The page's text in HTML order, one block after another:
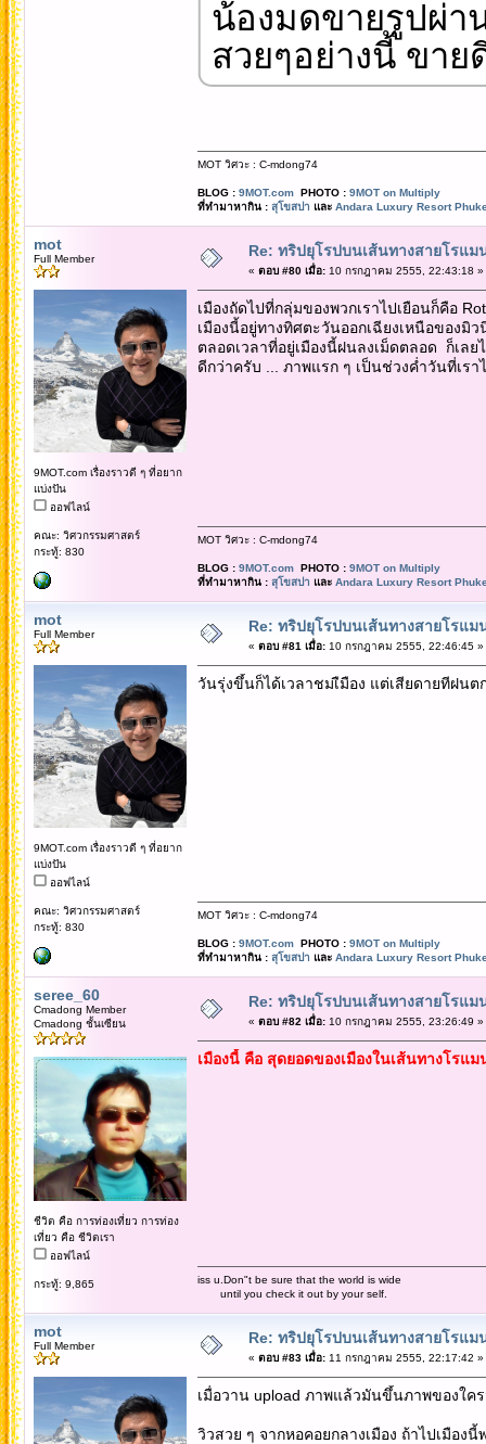
น้องมดขายรูปผ่า
สวยๆอย่างนี้ ขาย
MOT วิศวะ : C-mdong74
BLOG : 9MOT.comPHOTO : 9MOT on Multiply
ที่ทำมาหากิน : สุโขสปา และ Andara Luxury Resort
mot
Full Member
9MOT.com เรื่องราวดี ๆ ที่อยาก
แบ่งปัน
ออฟไลน์
คณะ: วิศวกรรมศาสตร์
กระทู้: 830
Re: ทริปยุโรปบนเส้นทางสายโรแม
« ตอบ #80 เมื่อ:10 กรกฎาคม 2555, 22:43:18 »
เมืองถัดไปที่กลุ่มของพวกเราไปเยือนก็คือ
เมืองนี้อยู่ทางทิศตะวันออกเฉียงเหนือของมิ
ตลอดเวลาที่อยู่เมืองนี้ฝนลงเม็ดตลอด ก็เล
ดีกว่าครับ ... ภาพแรก ๆ เป็นช่วงค่ำวันที่เรา
MOT วิศวะ : C-mdong74
BLOG : 9MOT.comPHOTO : 9MOT on Multiply
ที่ทำมาหากิน : สุโขสปา และ Andara Luxury Resort
mot
Full Member
9MOT.com เรื่องราวดี ๆ ที่อยาก
แบ่งปัน
ออฟไลน์
คณะ: วิศวกรรมศาสตร์
กระทู้: 830
Re: ทริปยุโรปบนเส้นทางสายโรแม
« ตอบ #81 เมื่อ:10 กรกฎาคม 2555, 22:46:45 »
วันรุ่งขึ้นก็ได้เวลาชมเืมือง แต่เสียดายทีฝน
MOT วิศวะ : C-mdong74
BLOG : 9MOT.comPHOTO : 9MOT on Multiply
ที่ทำมาหากิน : สุโขสปา และ Andara Luxury Resort
seree_60
Cmadong Member
Cmadong ชั้นเซียน
ชีวิต คือ การท่องเที่ยว การท่อง
เที่ยว คือ ชีวิตเรา
ออฟไลน์
กระทู้: 9,865
Re: ทริปยุโรปบนเส้นทางสายโรแม
« ตอบ #82 เมื่อ:10 กรกฎาคม 2555, 23:26:49 »
เมืองนี้ คือ สุดยอดของเมืองในเส้นทางโรแ
iss u.Don"t be sure that the world is wide
until you check it out by your self.
mot
Full Member Re: ทริปยุโรปบนเส้นทางสายโรแม
« ตอบ #83 เมื่อ:11 กรกฎาคม 2555, 22:17:42 »
เมื่อวาน upload ภาพแล้วมันขึ้นภาพของใค
วิวสวย ๆ จากหอคอยกลางเมือง ถ้าไปเมือง